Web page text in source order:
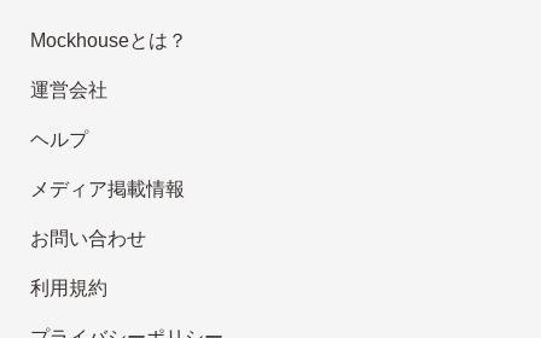
Mockhouseとは？
運営会社
ヘルプ
メディア掲載情報
お問い合わせ
利用規約